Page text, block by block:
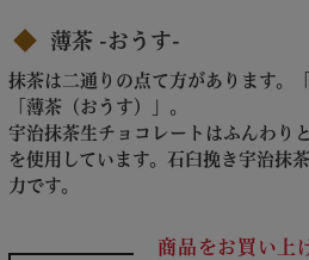
薄茶 -おうす-
抹茶は二通りの点て方があります。
「薄茶（おうす）」。
宇治抹茶生チョコレートはふんわり
を使用しています。石臼挽き宇治抹
力です。
商品をお買い上